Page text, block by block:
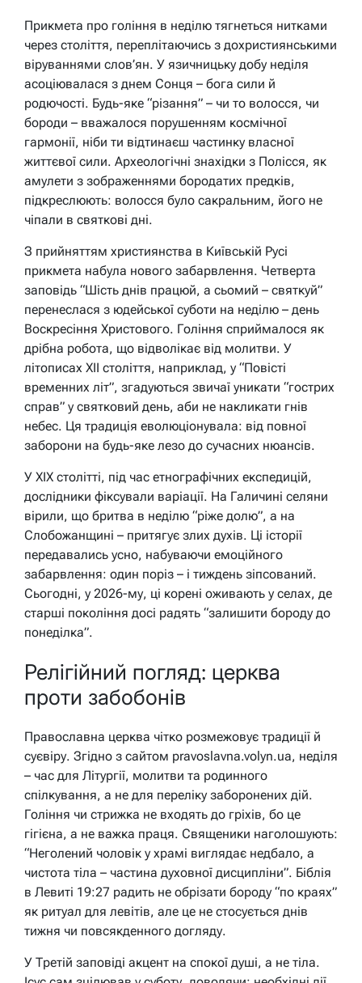
Прикмета про гоління в неділю тягнеться нитками
через століття, переплітаючись з дохристиянськими
віруваннями слов’ян. У язичницьку добу неділя
асоціювалася з днем Сонця – бога сили й
родючості. Будь-яке “різання” – чи то волосся, чи
бороди – вважалося порушенням космічної
гармонії, ніби ти відтинаєш частинку власної
життєвої сили. Археологічні знахідки з Полісся, як
амулети з зображеннями бородатих предків,
підкреслюють: волосся було сакральним, його не
чіпали в святкові дні.
З прийняттям християнства в Київській Русі
прикмета набула нового забарвлення. Четверта
заповідь “Шість днів працюй, а сьомий – святкуй”
перенеслася з юдейської суботи на неділю – день
Воскресіння Христового. Гоління сприймалося як
дрібна робота, що відволікає від молитви. У
літописах XII століття, наприклад, у “Повісті
временних літ”, згадуються звичаї уникати “гострих
справ” у святковий день, аби не накликати гнів
небес. Ця традиція еволюціонувала: від повної
заборони на будь-яке лезо до сучасних нюансів.
У XIX столітті, під час етнографічних експедицій,
дослідники фіксували варіації. На Галичині селяни
вірили, що бритва в неділю “ріже долю”, а на
Слобожанщині – притягує злих духів. Ці історії
передавались усно, набуваючи емоційного
забарвлення: один поріз – і тиждень зіпсований.
Сьогодні, у 2026-му, ці корені оживають у селах, де
старші покоління досі радять “залишити бороду до
понеділка”.
Релігійний погляд: церква
проти забобонів
Православна церква чітко розмежовує традиції й
суєвіру. Згідно з сайтом pravoslavna.volyn.ua, неділя
– час для Літургії, молитви та родинного
спілкування, а не для переліку заборонених дій.
Гоління чи стрижка не входять до гріхів, бо це
гігієна, а не важка праця. Священики наголошують:
“Неголений чоловік у храмі виглядає недбало, а
чистота тіла – частина духовної дисципліни”. Біблія
в Левиті 19:27 радить не обрізати бороду “по краях”
як ритуал для левітів, але це не стосується днів
тижня чи повсякденного догляду.
У Третій заповіді акцент на спокої душі, а не тіла.